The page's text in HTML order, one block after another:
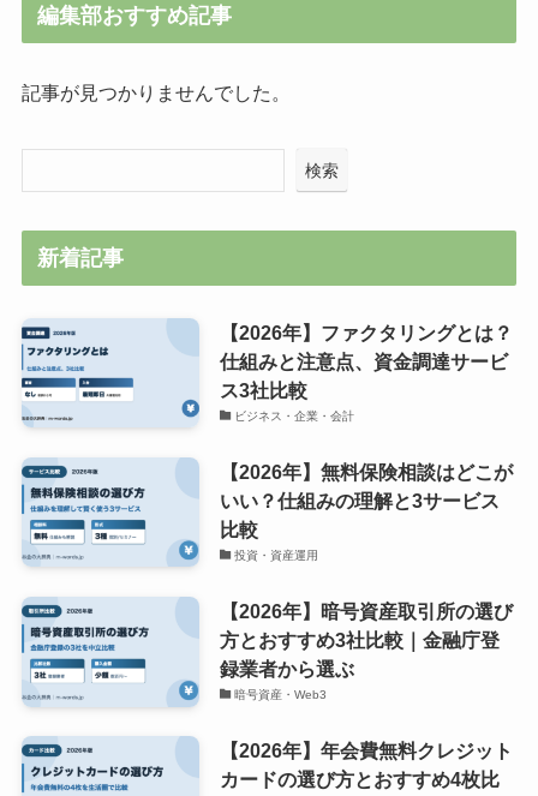
編集部おすすめ記事
記事が見つかりませんでした。
検索
新着記事
【2026年】ファクタリングとは？
仕組みと注意点、資金調達サービ
ス3社比較
ビジネス・企業・会計
【2026年】無料保険相談はどこが
いい？仕組みの理解と3サービス
比較
投資・資産運用
【2026年】暗号資産取引所の選び
方とおすすめ3社比較｜金融庁登
録業者から選ぶ
暗号資産・Web3
【2026年】年会費無料クレジット
カードの選び方とおすすめ4枚比